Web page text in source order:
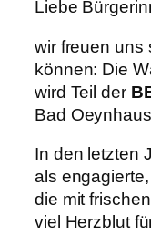
Liebe
wir freuen uns
können: Die
wird Teil der
Bad
In den letzten
als
die mit
viel Herzblut